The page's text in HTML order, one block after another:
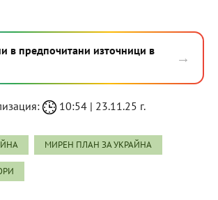
в предпочитани източници в
→
10:54 | 23.11.25 г.
МИРЕН ПЛАН ЗА УКРАЙНА